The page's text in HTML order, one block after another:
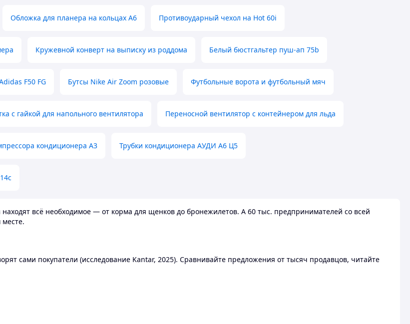
Обложка для планера на кольцах А6 Противоударный чехол на Hot 60i
Кружевной конверт на выписку из роддома Белый бюстгальтер пуш-ап 75b
F50 FG Бутсы Nike Air Zoom розовые Футбольные ворота и футбольный мяч
с гайкой для напольного вентилятора Переносной вентилятор с контейнером для льда
кондиционера А3 Трубки кондиционера АУДИ А6 Ц5
всё необходимое — от корма для щенков до бронежилетов. А 60 тыс. предпринимателей со всей
сами покупатели (исследование Kantar, 2025). Сравнивайте предложения от тысяч продавцов, читайте